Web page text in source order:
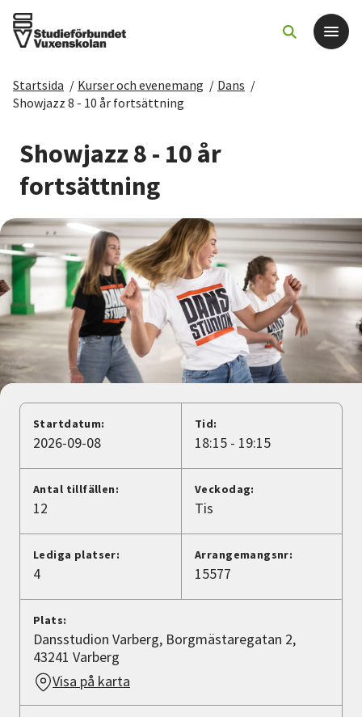
Det här gör vi
För dig som
Sök kurser och evenemang
Om SV
Starta studiecirkel
Cirkelledare
Nyheter
Avdelningar
Lyssna
Startsida / Kurser och evenemang / Dans /
Showjazz 8 - 10 år fortsättning
Showjazz 8 - 10 år
fortsättning
Startdatum:
2026-09-08
Tid:
18:15 - 19:15
Antal tillfällen:
12
Veckodag:
Tis
Lediga platser:
4
Arrangemangsnr:
15577
Plats:
Dansstudion Varberg, Borgmästaregatan 2,
43241 Varberg
Visa på karta